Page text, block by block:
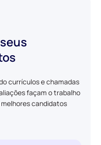
currículos e chamadas
façam o trabalho
candidatos